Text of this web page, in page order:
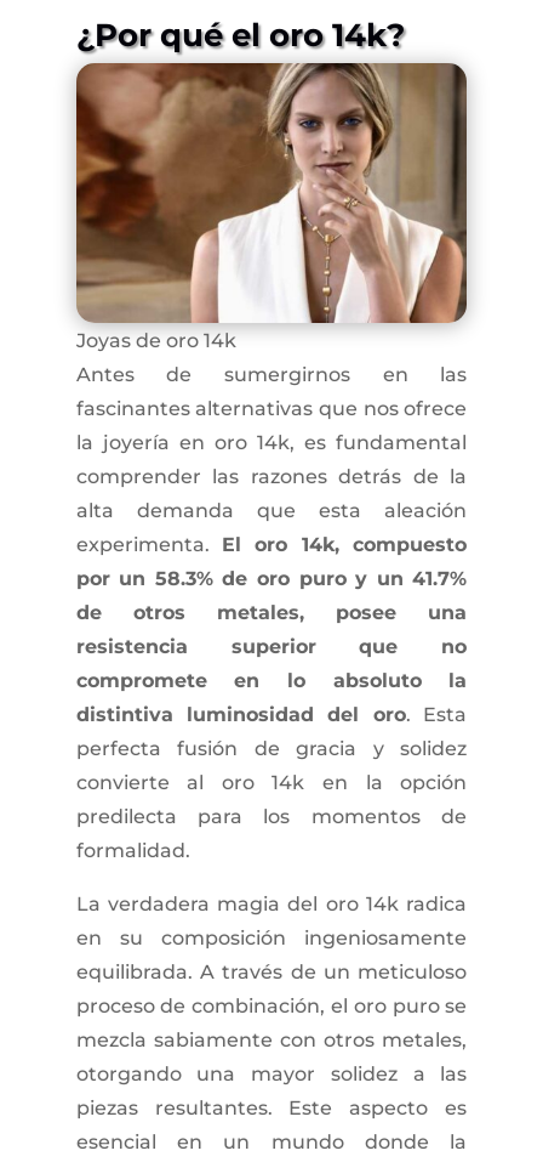
¿Por qué el oro 14k?
Joyas de oro 14k
Antes de sumergirnos en las
fascinantes alternativas que nos ofrece
la joyería en oro 14k, es fundamental
comprender las razones detrás de la
alta demanda que esta aleación
experimenta. El oro 14k, compuesto
por un 58.3% de oro puro y un 41.7%
de otros metales, posee una
resistencia superior que no
compromete en lo absoluto la
distintiva luminosidad del oro. Esta
perfecta fusión de gracia y solidez
convierte al oro 14k en la opción
predilecta para los momentos de
formalidad.
La verdadera magia del oro 14k radica
en su composición ingeniosamente
equilibrada. A través de un meticuloso
proceso de combinación, el oro puro se
mezcla sabiamente con otros metales,
otorgando una mayor solidez a las
piezas resultantes. Este aspecto es
esencial en un mundo donde la